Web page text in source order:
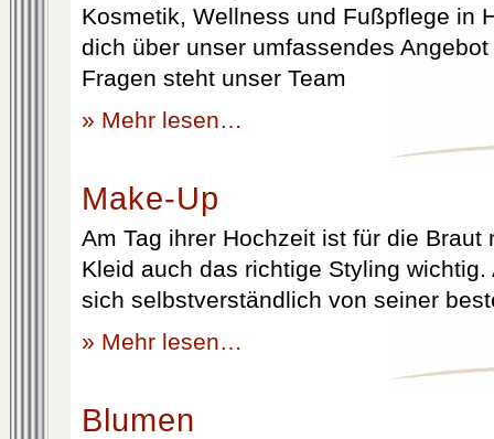
Kosmetik, Wellness und Fußpflege in
dich über unser umfassendes
Fragen steht unser Team
» Mehr lesen…
Make-Up
Am Tag ihrer Hochzeit ist für die Braut
Kleid auch das richtige Styling
sich selbstverständlich von seiner
» Mehr lesen…
Blumen